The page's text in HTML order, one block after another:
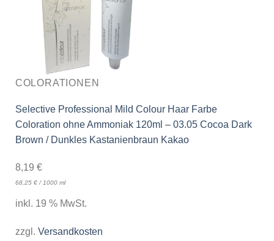
COLORATIONEN
Selective Professional Mild Colour Haar Farbe
Coloration ohne Ammoniak 120ml – 03.05 Cocoa Dark
Brown / Dunkles Kastanienbraun Kakao
8,19 €
68,25 €/1000 ml
inkl. 19 % MwSt.
zzgl. Versandkosten